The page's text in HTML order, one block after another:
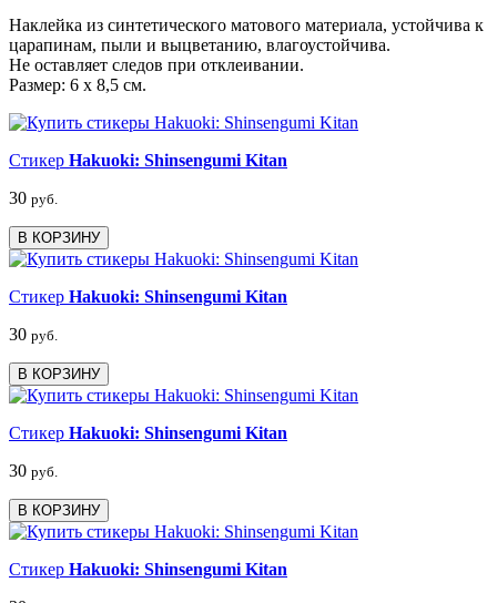
Наклейка из синтетического матового материала, устойчива к
царапинам, пыли и выцветанию, влагоустойчива.
Не оставляет следов при отклеивании.
Размер: 6 х 8,5 см.
Стикер Hakuoki: Shinsengumi Kitan
30 руб.
В КОРЗИНУ
Стикер Hakuoki: Shinsengumi Kitan
30 руб.
В КОРЗИНУ
Стикер Hakuoki: Shinsengumi Kitan
30 руб.
В КОРЗИНУ
Стикер Hakuoki: Shinsengumi Kitan